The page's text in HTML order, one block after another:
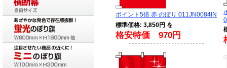
ポイント5倍 赤 のぼり 011JN0084IN
標準価格: 3,850円 を
格安特価 970円